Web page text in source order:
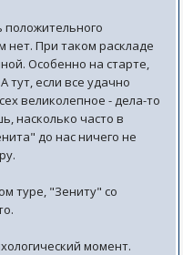
положительного
нет. При таком раскладе
Особенно на старте,
тут, если все удачно
великолепное - дела-то
насколько часто в
до нас ничего не
туре, "Зениту" со
момент.